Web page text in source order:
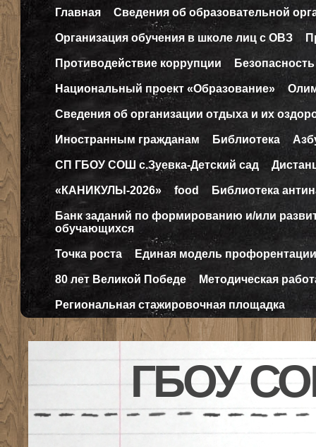
Главная Сведения об образовательной
Организация обучения в школе лиц с ОВЗ
Противодействие коррупции Безопасность
Национальный проект «Образование»
Сведения об организации отдыха и их
Иностранным гражданам Библиотека
СП ГБОУ СОШ с.Зуевка-Детский сад
«КАНИКУЛЫ-2026» food Библиотека
Банк заданий по формированию и/или
обучающихся
Точка роста Единая модель профорентации
80 лет Великой Победе Методическая
Региональная стажировочная площадка
ГБОУ